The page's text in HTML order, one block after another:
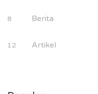
8 Berita
12 Artikel